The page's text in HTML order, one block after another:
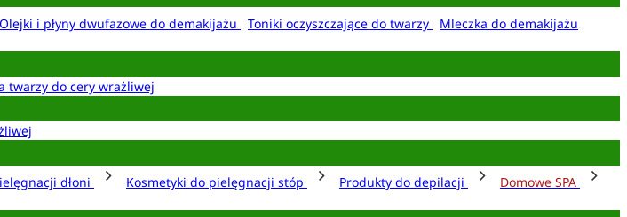
Olejki i płyny dwufazowe do demakijażu Toniki oczyszczające do twarzy
Mleczka do demakijażu
twarzy do cery wrażliwej
dłoni Kosmetyki do pielęgnacji stóp Produkty do depilacji
Domowe SPA